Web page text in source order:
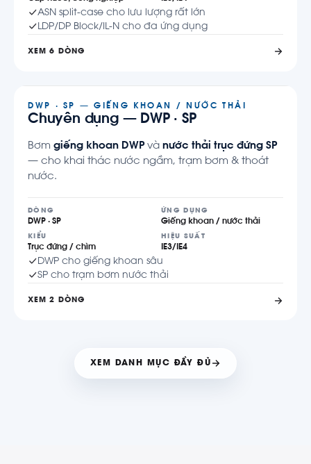
ASN split-case cho lưu lượng rất lớn
LDP/DP Block/IL-N cho đa ứng dụng
XEM 6 DÒNG
DWP · SP — GIẾNG KHOAN / NƯỚC THẢI
Chuyên dụng — DWP · SP
Bơm giếng khoan DWPvà nước thải trục đứng SP
— cho khai thác nước ngầm, trạm bơm & thoát
nước.
DÒNG
DWP · SP
ỨNG DỤNG
Giếng khoan / nước thải
KIỂU
Trục đứng / chìm
HIỆU SUẤT
IE3/IE4
DWP cho giếng khoan sâu
SP cho trạm bơm nước thải
XEM 2 DÒNG
XEM DANH MỤC ĐẦY ĐỦ